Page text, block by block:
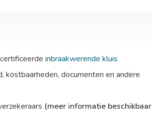
inbraakwerende kluis
documenten en andere
(meer informatie beschikbaar